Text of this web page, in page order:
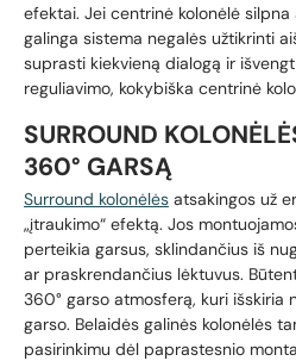
efektai. Jei centrinė kolonėlė
galinga sistema negalės užtikrinti
suprasti kiekvieną dialogą ir
reguliavimo, kokybiška centrinė
SURROUND
360° GARSĄ
Surround kolonėlės atsakingos už
„įtraukimo“ efektą. Jos
perteikia garsus, sklindančius iš
ar praskrendančius lėktuvus.
360° garso atmosferą, kuri išskiria
garso. Belaidės galinės kolonėlės
pasirinkimu dėl paprastesnio